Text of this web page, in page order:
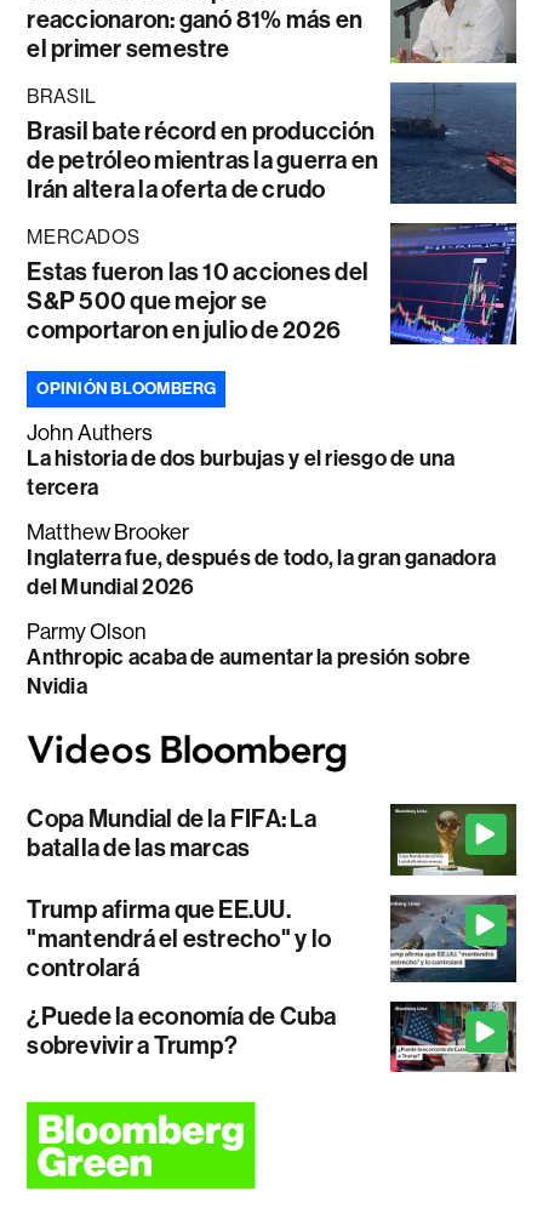
reaccionaron: ganó 81% más en
el primer semestre
BRASIL
Brasil bate récord en producción
de petróleo mientras la guerra en
Irán altera la oferta de crudo
MERCADOS
Estas fueron las 10 acciones del
S&P 500 que mejor se
comportaron en julio de 2026
OPINIÓN BLOOMBERG
John Authers
La historia de dos burbujas y el riesgo de una
tercera
Matthew Brooker
Inglaterra fue, después de todo, la gran ganadora
del Mundial 2026
Parmy Olson
Anthropic acaba de aumentar la presión sobre
Nvidia
Copa Mundial de la FIFA: La
batalla de las marcas
Trump afirma que EE.UU.
"mantendrá el estrecho" y lo
controlará
¿Puede la economía de Cuba
sobrevivir a Trump?